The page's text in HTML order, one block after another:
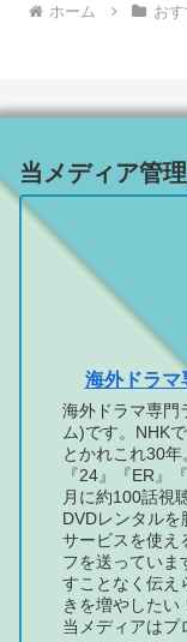
ホーム お
当メディア管
海外ドラマ
海外ドラマ専門
ム)です。NHK
とかれこれ30年
『24』『ER』
月に約100話視
DVDレンタル
サービスを使え
フを送っていま
すことなく伝え
きを増やした
当メディアはプ